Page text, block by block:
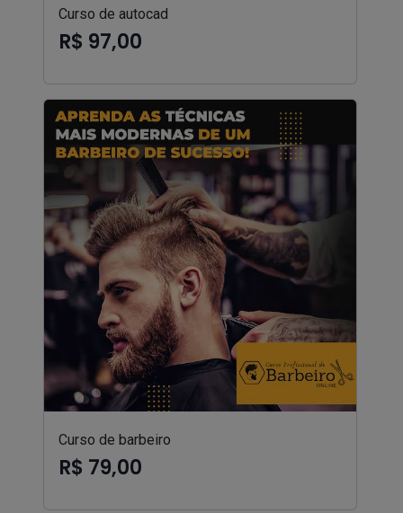
Curso de autocad
R$ 97,00
Curso de barbeiro
R$ 79,00